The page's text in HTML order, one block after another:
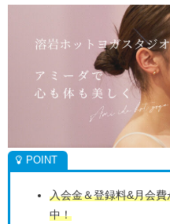
入会金＆登録料&月会
中！